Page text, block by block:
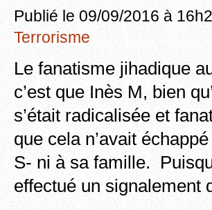
Publié le 09/09/2016 à
Terrorisme
Le fanatisme jihadique
c’est que Inès M, bien
s’était radicalisée et
que cela n’avait
S- ni à sa famille.
effectué un